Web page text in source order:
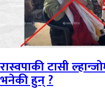
रास्वपाकी टासी
भनेकी हुन् ?